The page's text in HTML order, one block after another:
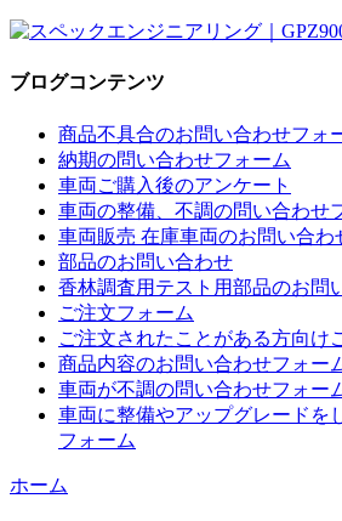
ブログコンテンツ
商品不具合のお問い合わせフォ
納期の問い合わせフォーム
車両ご購入後のアンケート
車両の整備、不調の問い合わせ
車両販売 在庫車両のお問い合わ
部品のお問い合わせ
香林調査用テスト用部品のお問
ご注文フォーム
ご注文されたことがある方向け
商品内容のお問い合わせフォー
車両が不調の問い合わせフォー
車両に整備やアップグレードを
フォーム
ホーム